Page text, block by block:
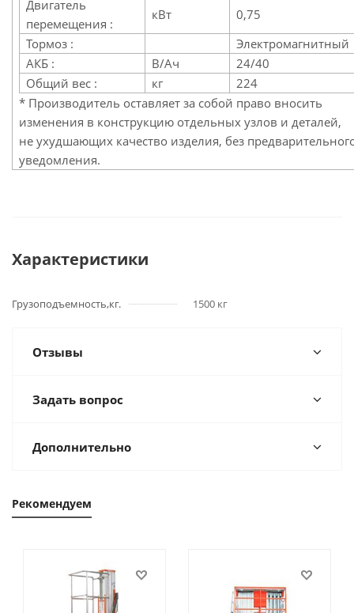
Двигатель
перемещения :
кВт
0,75
Тормоз :
Электромагнитный
АКБ :
В/Ач
24/40
Общий вес :
кг
224
* Производитель оставляет за собой право вносить
изменения в конструкцию отдельных узлов и деталей,
не ухудшающих качество изделия, без
уведомления.
Характеристики
Грузоподъемность,кг. 1500 кг
Отзывы
Задать вопрос
Дополнительно
Рекомендуем